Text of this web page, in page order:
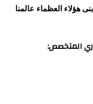
هؤلاء العظماء عالمنا
المتخصص: